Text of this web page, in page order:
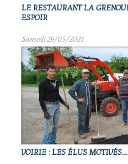
LE RESTAURANT LA
ESPOIR
Samedi 29/05/2021
VOIRIE : LES ÉLUS